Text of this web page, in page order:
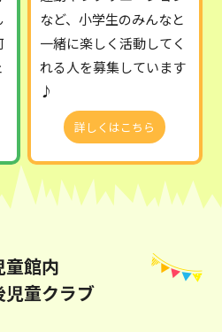
など、小学生のみんなと
一緒に楽しく活動してく
れる人を募集しています
♪
詳しくはこちら
童館内
児童クラブ